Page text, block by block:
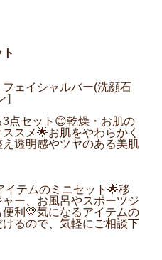
フェイシャルバー(洗顔石
点セット😊乾燥・お肌の
スメ🌟お肌をやわらかく
透明感やツヤのある美肌
イテムのミニセット 🌟移
ー、お風呂やスポーツジ
利 💛気になるアイテムの
るので、気軽にご相談下